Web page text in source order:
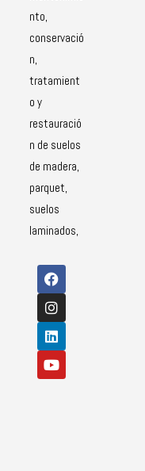
nto,
conservació
n,
tratamient
o y
restauració
n de suelos
de madera,
parquet,
suelos
laminados,